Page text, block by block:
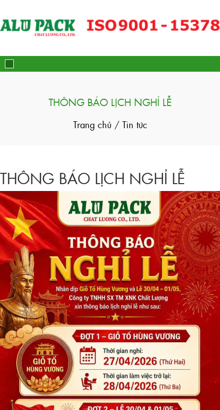
THÔNG BÁO LỊCH NGHỈ LỄ
Trang chủ / Tin tức
THÔNG BÁO LỊCH NGHỈ LỄ